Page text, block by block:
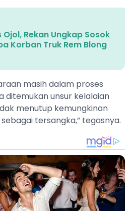
Rekan Ungkap Sosok
Korban Truk Rem Blong
masih dalam proses
ditemukan unsur kelalaian
menutup kemungkinan
tersangka,” tegasnya.